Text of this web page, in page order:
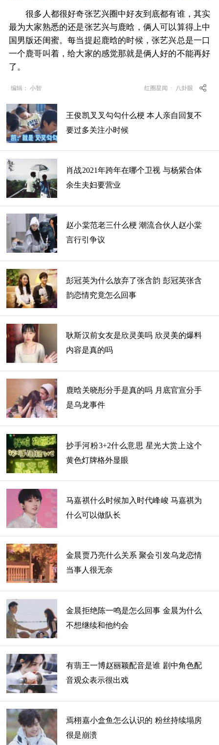
很多人都很好奇张艺兴圈中好友到底都有谁，其实
最为大家熟悉的还是张艺兴与鹿晗，俩人可以算得上中
国男版还闺蜜。每当提起鹿晗的时候，张艺兴总是一口
一个鹿哥叫着，给大家的感觉那就是俩人好的不能再好
了。
编辑： 小智 红圈星闻 · 八卦眼
王俊凯叉叉勾勾什么梗 本人亲自回复不
要过多关注小时候
肖战2021年跨年在哪个卫视 与杨紫合体
余生夫妇要营业
赵小棠范老三什么梗 潮流合伙人赵小棠
言行引争议
彭冠英为什么放弃了张含韵 彭冠英张含
韵恋情究竟怎么回事
耿斯汉前女友是欣灵美吗 欣灵美的爆料
内容是真的吗
鹿晗关晓彤分手是真的吗 月底官宣分手
是乌龙事件
抄手河粉3+2什么意思 星光大赏上这个
黄色灯牌格外显眼
马嘉祺什么时候加入时代峰峻 马嘉祺为
什么可以做队长
金晨贾乃亮什么关系 聚会引发乌龙恋情
当事人很无奈
金晨拒绝陈一鸣是怎么回事 金晨为什么
不想继续和他约会
有翡王一博赵丽颖配音是谁 剧中角色配
音观众表示很出戏
焉栩嘉小盒鱼怎么认识的 粉丝持续塌房
很是崩溃